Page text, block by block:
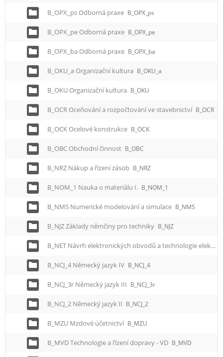
B_OPX_ps Odborná praxe B_OPX_ps
B_OPX_pe Odborná praxe B_OPX_pe
B_OPX_ba Odborná praxe B_OPX_ba
B_OKU_a Organizační kultura B_OKU_a
B_OKU Organizační kultura B_OKU
B_OCR Oceňování a rozpočtování ve stavebnictví B_OCR
B_OCK Ocelové konstrukce B_OCK
B_OBC Obchodní činnost B_OBC
B_NRZ Nákup a řízení zásob B_NRZ
B_NOM_1 Nauka o materiálu I. B_NOM_1
B_NMS Numerické modelování a simulace B_NMS
B_NJZ Základy němčiny pro techniky B_NJZ
B_NET Návrh elektronických obvodů a technologie elektroniky
B_NCJ_4 Německý jazyk IV B_NCJ_4
B_NCJ_3r Německý jazyk III B_NCJ_3r
B_NCJ_2 Německý jazyk II B_NCJ_2
B_MZU Mzdové účetnictví B_MZU
B_MVD Technologie a řízení dopravy - VD B_MVD